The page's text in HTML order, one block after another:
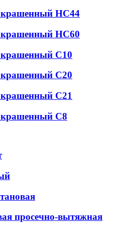
НС44
НС60
С10
С20
С21
С8
просечно-вытяжная